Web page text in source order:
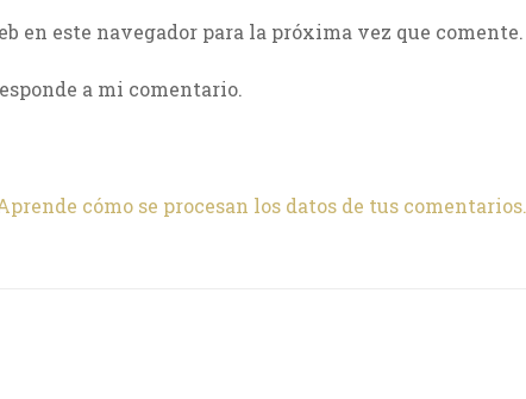
en este navegador para la próxima vez que comente.
a mi comentario.
cómo se procesan los datos de tus comentarios.